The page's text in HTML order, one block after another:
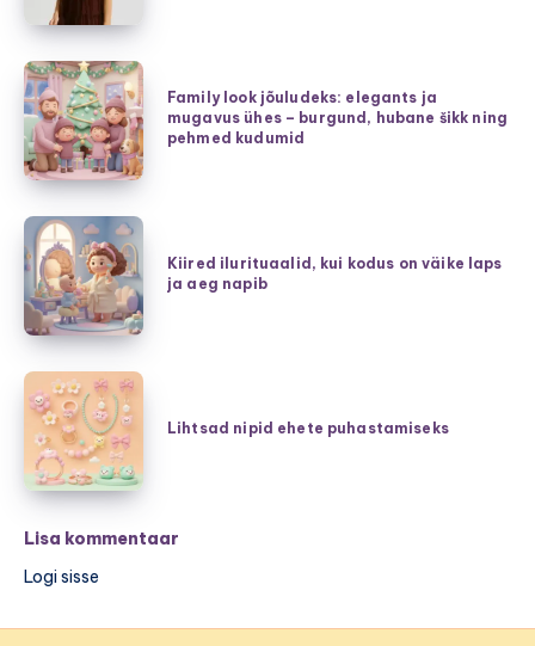
kuidas
valida
tütrele
parim
mudel?
Family
look
jõuludeks:
elegants
mugavus
ühes
burgund,
hubane
šikk
ning
pehmed
kudumid
Family look jõuludeks: elegants ja
mugavus ühes – burgund, hubane šikk ning
pehmed kudumid
Kiired
ilurituaalid,
kui
kodus
on
väike
laps
ja
aeg
napib
Kiired ilurituaalid, kui kodus on väike laps
ja aeg napib
Lihtsad
nipid
ehete
puhastamiseks
Lihtsad nipid ehete puhastamiseks
Lisa kommentaar
Logi sisse